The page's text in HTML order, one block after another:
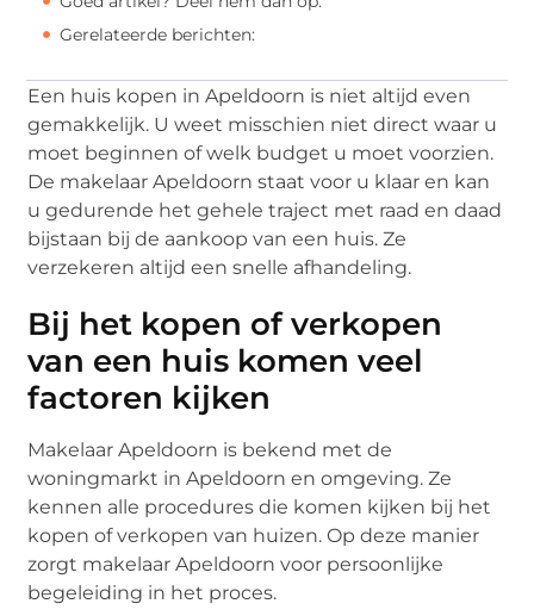
Gerelateerde berichten:
Een huis kopen in Apeldoorn is niet altijd even
gemakkelijk. U weet misschien niet direct waar u
moet beginnen of welk budget u moet voorzien.
De makelaar Apeldoorn staat voor u klaar en kan
u gedurende het gehele traject met raad en daad
bijstaan bij de aankoop van een huis. Ze
verzekeren altijd een snelle afhandeling.
Bij het kopen of verkopen
van een huis komen veel
factoren kijken
Makelaar Apeldoorn is bekend met de
woningmarkt in Apeldoorn en omgeving. Ze
kennen alle procedures die komen kijken bij het
kopen of verkopen van huizen. Op deze manier
zorgt makelaar Apeldoorn voor persoonlijke
begeleiding in het proces.